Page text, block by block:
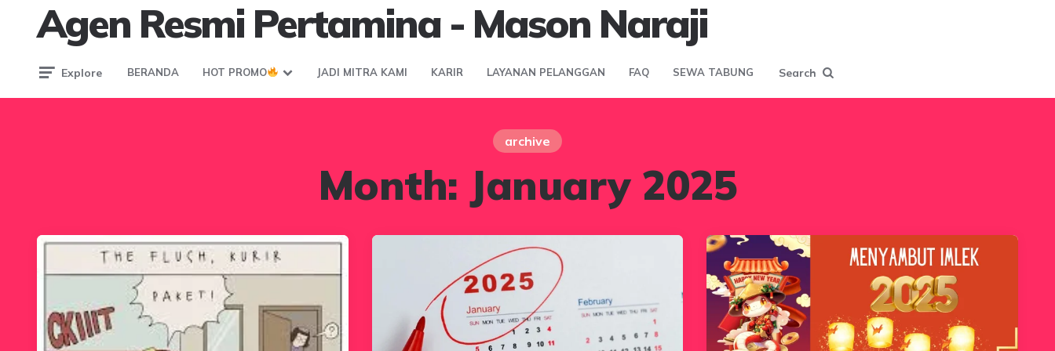
Agen Resmi Pertamina - Mason Naraji
Explore BERANDA HOT PROMO JADI MITRA KAMI KARIR LAYANAN PELANGGAN FAQ SEWA TABUNG Search
archive
Month: January 2025